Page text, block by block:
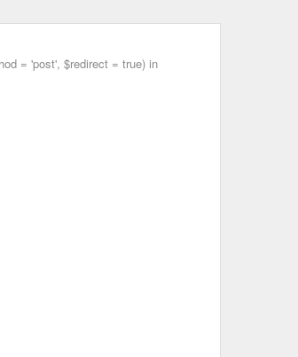
= 'post', $redirect = true) in